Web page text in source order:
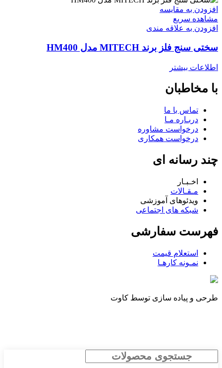
افزودن به مقایسه
مشاهده سریع
افزودن به علاقه مندی
سختی سنج فلز برند MITECH مدل HM400
اطلاعات بیشتر
با مخاطبان
تماس با ما
دربـاره مـا
درخواست مشاوره
درخواست همکاری
چند رسانه ای
اخـبـار
مـقـالات
ویدئوهای آموزشی
شبکه های اجتماعی
فهرست سفارشی
استعلام قیمت
نمـونه کارهـا
طرحی و پیاده سازی توسط کاوت
جستجو